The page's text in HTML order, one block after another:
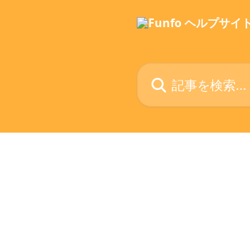
記事を検索...